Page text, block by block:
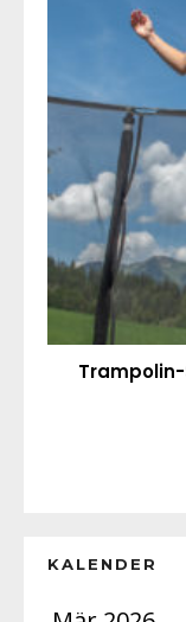
KALENDER